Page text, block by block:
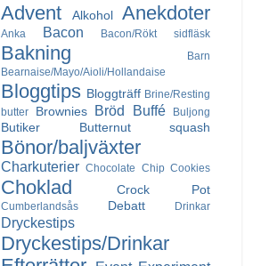
Advent Alkohol Anekdoter
Anka Bacon Bacon/Rökt sidfläsk
Bakning
Barn
Bearnaise/Mayo/Aioli/Hollandaise
Bloggtips Bloggträff Brine/Resting
butter
Brownies Bröd Buffé Buljong
Butiker Butternut squash
Bönor/baljväxter
Charkuterier Chocolate Chip Cookies
Choklad Crock Pot
Cumberlandsås Debatt Drinkar
Dryckestips
Dryckestips/Drinkar